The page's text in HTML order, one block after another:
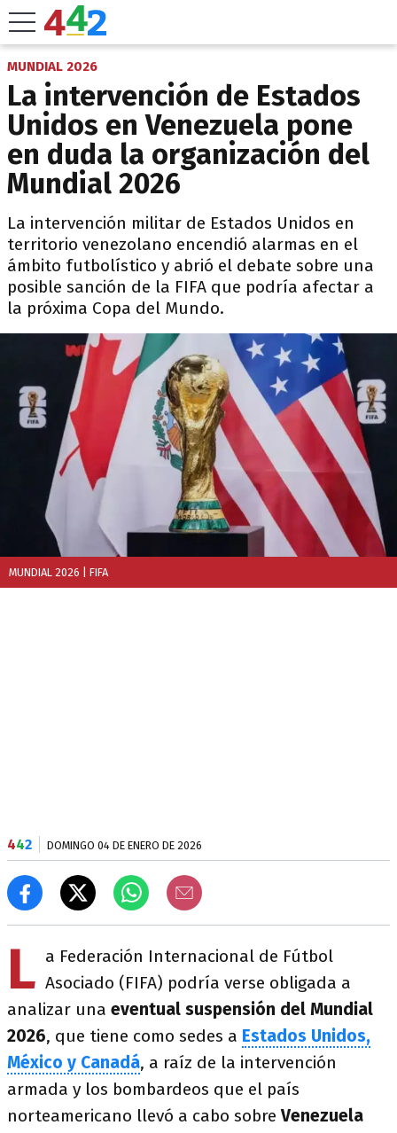
MUNDIAL 2026
La intervención de Estados
Unidos en Venezuela pone
en duda la organización del
Mundial 2026
La intervención militar de Estados Unidos en
territorio venezolano encendió alarmas en el
ámbito futbolístico y abrió el debate sobre una
posible sanción de la FIFA que podría afectar a
la próxima Copa del Mundo.
MUNDIAL 2026 | FIFA
442 DOMINGO 04 DE ENERO DE 2026
L a Federación Internacional de Fútbol
Asociado (FIFA) podría verse obligada a
analizar una eventual suspensión del Mundial
2026, que tiene como sedes a Estados Unidos,
México y Canadá, a raíz de la intervención
armada y los bombardeos que el país
norteamericano llevó a cabo sobreVenezuela